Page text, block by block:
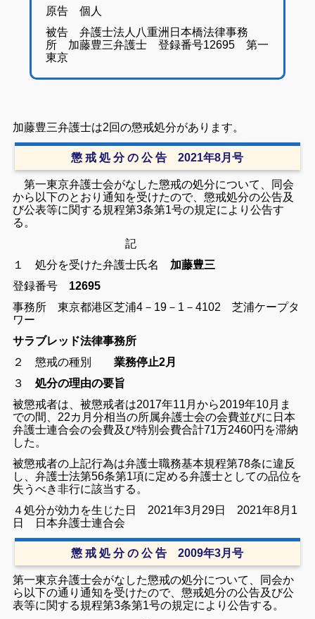
原告 個人
被告 弁護士法人八重洲日本橋法律事務
所 加藤豊三弁護士 登録番号12695 第一
東京
加藤豊三弁護士は2回の懲戒処分があります。
懲 戒 処 分 の 公 告 2021年8月号
第一東京弁護士会がなした懲戒の処分について、同会
から以下のとおり通知を受けたので、懲戒処分の公告及
び公表等に関する規程第3条第1号の規定により公告す
る。
記
１ 処分を受けた弁護士氏名
加藤豊三
登録番号 12695
事務所 東京都港区芝浦4－19－1－4102 芝浦ケープタ
ワー
サラブレッド法律事務所
２ 懲戒の種別
業務停止2月
３処分の理由の要旨
被懲戒者は、被懲戒者は2017年11月から2019年10月ま
での間、22カ月分相当の所属弁護士会の会費並びに日本
弁護士連合会の会費及び特別会費合計71万2460円を滞納
した。
被懲戒者の上記行為は弁護士職務基本規程第78条に違反
し、弁護士法第56条第1項に定める弁護士としての品位を
失うべき非行に該当する。
４処分が効力を生じた日 2021年3月29日 2021年8月1
日 日本弁護士連合会
懲 戒 処 分 の 公 告 2009年3月号
第一東京弁護士会がなした懲戒の処分について、同会か
ら以下の通り通知を受けたので、懲戒処分の公告及び公
表等に関する規程第3条第1号の規定により公告する。